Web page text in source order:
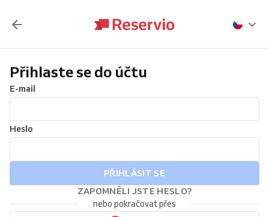
Přihlaste se do účtu
E-mail
Heslo
PŘIHLÁSIT SE
ZAPOMNĚLI JSTE HESLO?
nebo pokračovat přes